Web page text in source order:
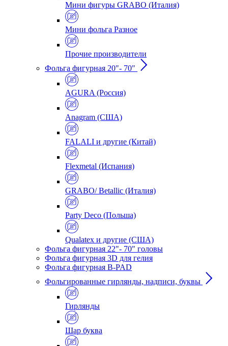
Мини фигуры GRABO (Италия)
Мини фольга Разное
Прочие производители
Фольга фигурная 20"- 70"
AGURA (Россия)
Anagram (США)
FALALI и другие (Китай)
Flexmetal (Испания)
GRABO/ Betallic (Италия)
Party Deco (Польша)
Qualatex и другие (США)
Фольга фигурная 22"- 70" головы
Фольга фигурная 3D для гелия
Фольга фигурная B-PAD
Фольгированные гирлянды, надписи, буквы
Гирлянды
Шар буква